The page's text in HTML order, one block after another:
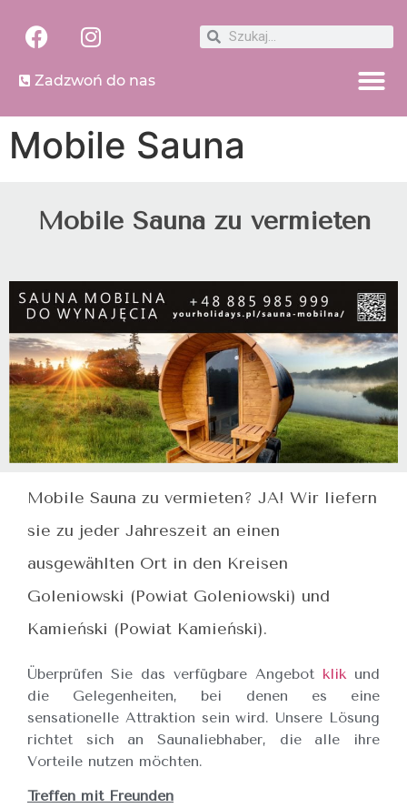
Zadzwoń do nas
Mobile Sauna
Mobile Sauna zu vermieten
Mobile Sauna zu vermieten? JA! Wir liefern
sie zu jeder Jahreszeit an einen
ausgewählten Ort in den Kreisen
Goleniowski (Powiat Goleniowski) und
Kamieński (Powiat Kamieński).
Überprüfen Sie das verfügbare Angebot klikund
die Gelegenheiten, bei denen es eine
sensationelle Attraktion sein wird. Unsere Lösung
richtet sich an Saunaliebhaber, die alle ihre
Vorteile nutzen möchten.
Treffen mit Freunden